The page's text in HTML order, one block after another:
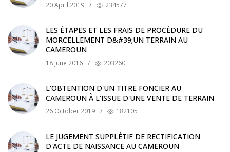
20 April 2019 / 234577
LES ÉTAPES ET LES FRAIS DE PROCÉDURE DU
MORCELLEMENT D&#39;UN TERRAIN AU
CAMEROUN
18 June 2016 / 203260
L'OBTENTION D'UN TITRE FONCIER AU
CAMEROUN À L'ISSUE D'UNE VENTE DE TERRAIN
26 October 2019 / 182105
LE JUGEMENT SUPPLÉTIF DE RECTIFICATION
D'ACTE DE NAISSANCE AU CAMEROUN